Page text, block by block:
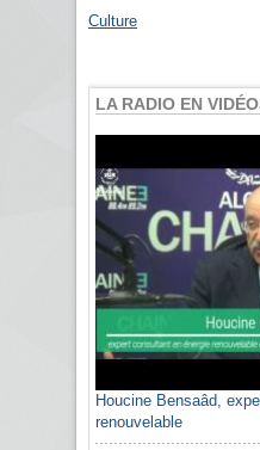
Culture
LA RADIO EN
Houcine Bensaâd,
renouvelable